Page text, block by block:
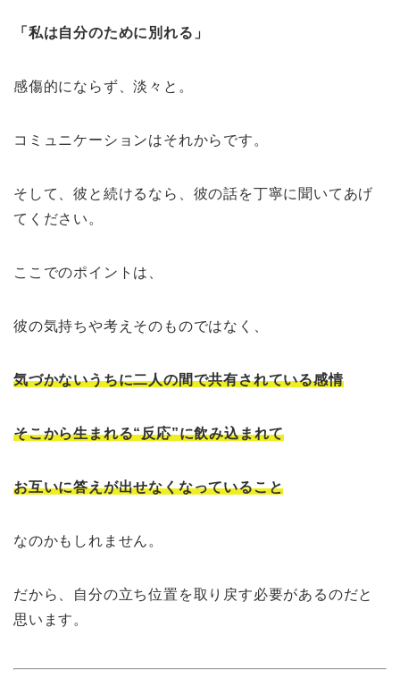
「私は自分のために別れる」
感傷的にならず、淡々と。
コミュニケーションはそれからです。
そして、彼と続けるなら、彼の話を丁寧に聞いてあげ
てください。
ここでのポイントは、
彼の気持ちや考えそのものではなく、
気づかないうちに二人の間で共有されている感情
そこから生まれる“反応”に飲み込まれて
お互いに答えが出せなくなっていること
なのかもしれません。
だから、自分の立ち位置を取り戻す必要があるのだと
思います。